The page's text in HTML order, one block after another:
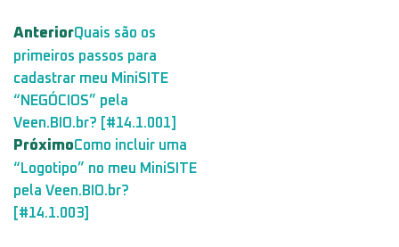
AnteriorQuais são os
primeiros passos para
cadastrar meu MiniSITE
“NEGÓCIOS” pela
Veen.BIO.br? [#14.1.001]
PróximoComo incluir uma
“Logotipo” no meu MiniSITE
pela Veen.BIO.br?
[#14.1.003]